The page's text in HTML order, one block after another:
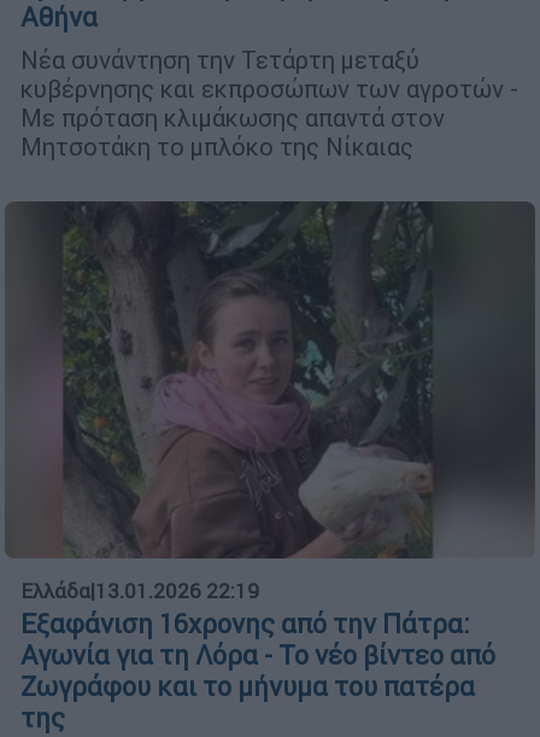
Αθήνα
Νέα συνάντηση την Τετάρτη μεταξύ
κυβέρνησης και εκπροσώπων των αγροτών -
Με πρόταση κλιμάκωσης απαντά στον
Μητσοτάκη το μπλόκο της Νίκαιας
Ελλάδα|13.01.2026 22:19
Εξαφάνιση 16χρονης από την Πάτρα:
Αγωνία για τη Λόρα - Το νέο βίντεο από
Ζωγράφου και το μήνυμα του πατέρα
της